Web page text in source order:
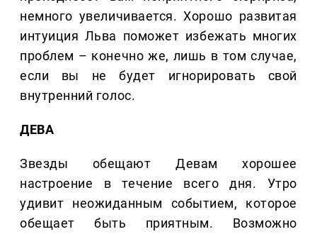
немного увеличивается. Хорошо развитая
интуиция Льва поможет избежать многих
проблем – конечно же, лишь в том случае,
если вы не будет игнорировать свой
внутренний голос.
ДЕВА
Звезды обещают Девам хорошее
настроение в течение всего дня. Утро
удивит неожиданным событием, которое
обещает быть приятным. Возможно